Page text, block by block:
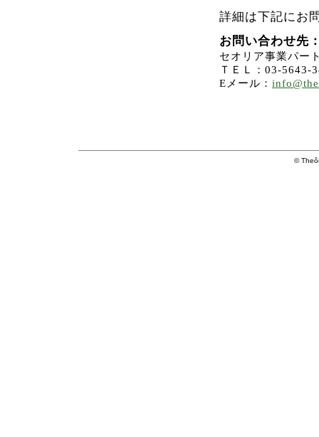
詳細は下記にお
お問い合わせ先
セオリア事業パー
ＴＥＬ：03-5643-
Eメール：
©